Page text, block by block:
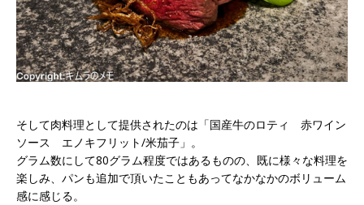
そして肉料理として提供されたのは「国産牛のロティ 赤ワイン
ソース エノキフリット/米茄子」。
グラム数にして80グラム程度ではあるものの、既に様々な料理を
楽しみ、パンも追加で頂いたこともあってなかなかのボリューム
感に感じる。